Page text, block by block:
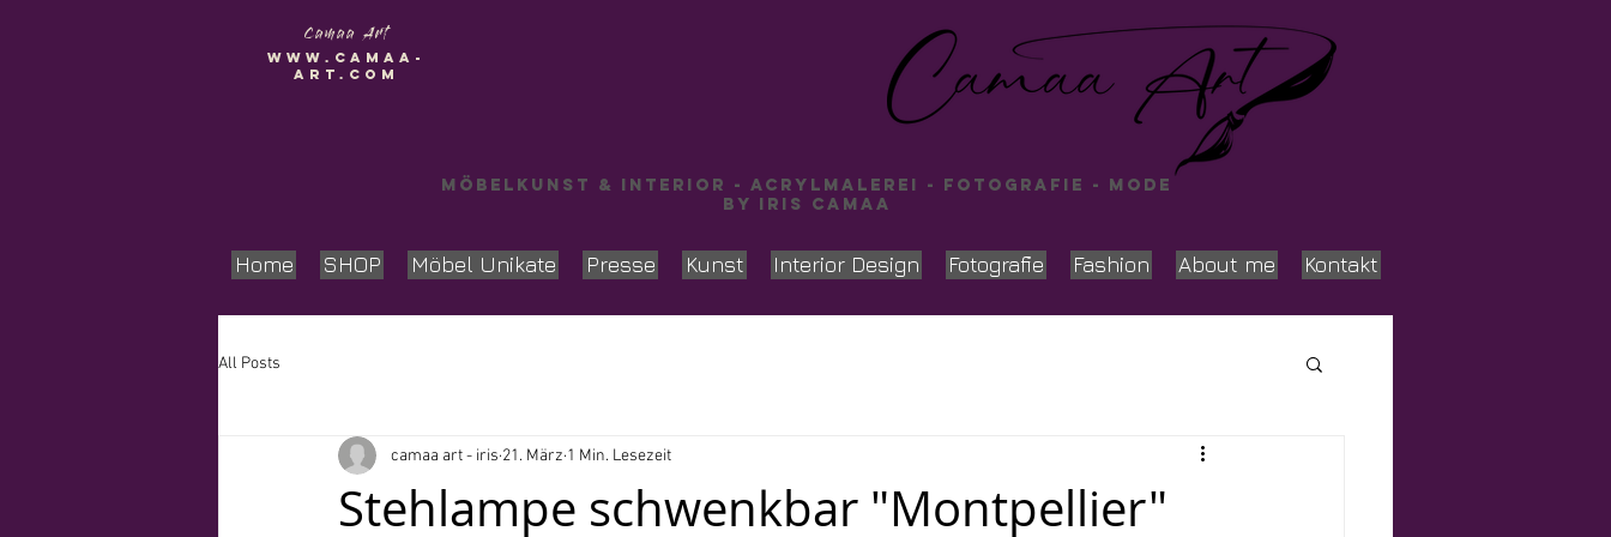
Camaa Art
www.camaa-
art.com
Möbelkunst & INTERIOR - Acrylmalerei - Fotografie - Mode
by Iris Camaa
Home SHOP Möbel Unikate Presse Kunst Interior Design Fotografie Fashion About me Kontakt
All Posts
Stehlampe schwenkbar "Montpellier"
camaa art - iris 21. März 1 Min. Lesezeit